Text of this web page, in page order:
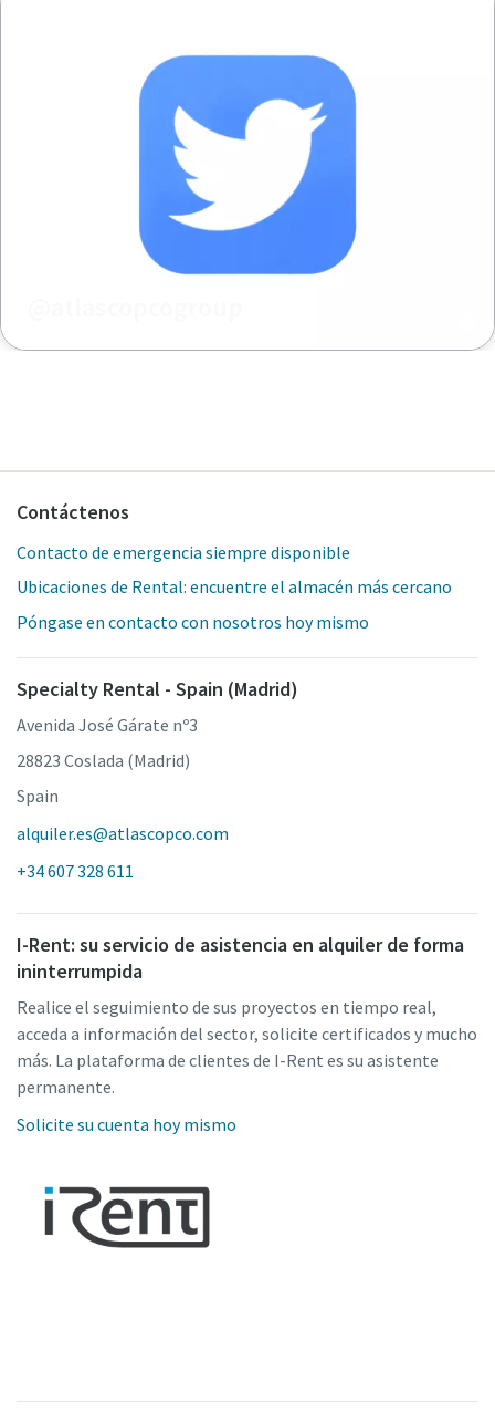
Contáctenos
Contacto de emergencia siempre disponible
Ubicaciones de Rental: encuentre el almacén más cercano
Póngase en contacto con nosotros hoy mismo
Specialty Rental - Spain (Madrid)
Avenida José Gárate nº3
28823 Coslada (Madrid)
Spain
alquiler.es@atlascopco.com
+34 607 328 611
I-Rent: su servicio de asistencia en alquiler de forma
ininterrumpida
Realice el seguimiento de sus proyectos en tiempo real,
acceda a información del sector, solicite certificados y mucho
más. La plataforma de clientes de I-Rent es su asistente
permanente.
Solicite su cuenta hoy mismo